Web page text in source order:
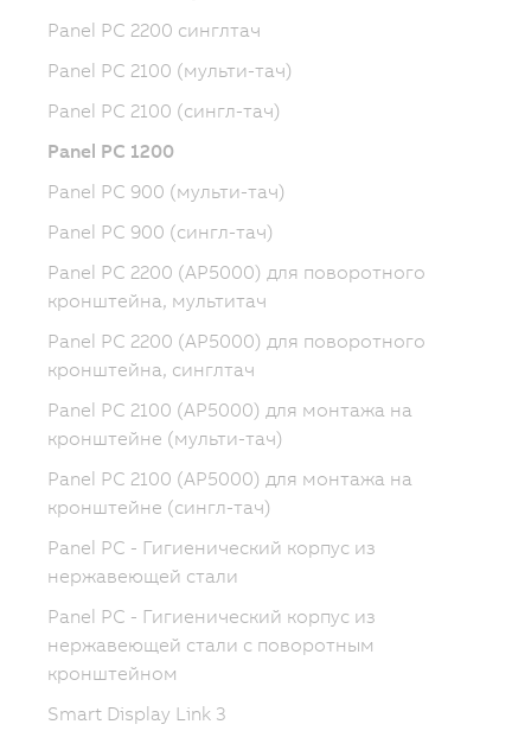
Panel PC 2200 синглтач
Panel PC 2100 (мульти-тач)
Panel PC 2100 (сингл-тач)
Panel PC 1200
Panel PC 900 (мульти-тач)
Panel PC 900 (сингл-тач)
Panel PC 2200 (AP5000) для поворотного
кронштейна, мультитач
Panel PC 2200 (AP5000) для поворотного
кронштейна, синглтач
Panel PC 2100 (AP5000) для монтажа на
кронштейне (мульти-тач)
Panel PC 2100 (AP5000) для монтажа на
кронштейне (сингл-тач)
Panel PC - Гигиенический корпус из
нержавеющей стали
Panel PC - Гигиенический корпус из
нержавеющей стали с поворотным
кронштейном
Smart Display Link 3